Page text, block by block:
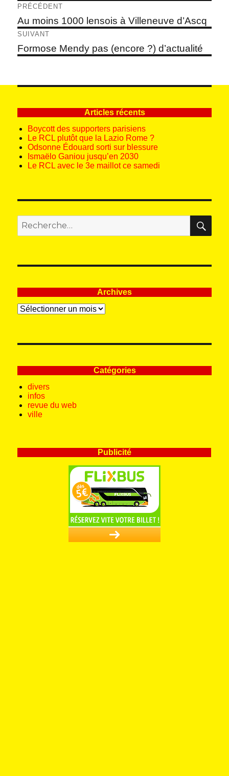
Navigation
de
l’article
PRÉCÉDENT
Article
précédent :
Au moins 1000 lensois à Villeneuve d’Ascq
SUIVANT
Article
suivant :
Formose Mendy pas (encore ?) d’actualité
Articles récents
Boycott des supporters parisiens
Le RCL plutôt que la Lazio Rome ?
Odsonne Édouard sorti sur blessure
Ismaëlo Ganiou jusqu’en 2030
Le RCL avec le 3e maillot ce samedi
pour
:
Archives
Archives
Catégories
divers
infos
revue du web
ville